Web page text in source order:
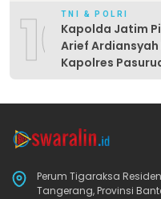
10TNI & POLRI
Kapolda Jatim
Arief
Kapolres
Perum Tigaraksa
Tangerang, Provinsi